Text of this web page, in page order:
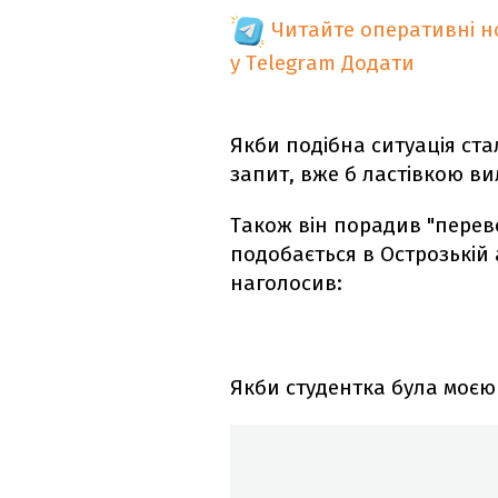
Читайте оперативні
у Telegram Додати
Якби подібна ситуація
запит, вже б ластівкою
Також він порадив
подобається в Острозькій
наголосив:
Якби студентка була